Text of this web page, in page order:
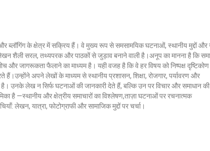
ब्लॉगिंग के क्षेत्र में सक्रिय हैं। वे मुख्य रूप से समसामयिक घटनाओं, स्थानीय मुद्दों और
शैली सरल, तथ्यपरक और पाठकों से जुड़ाव बनाने वाली है।अनूप का मानना है कि
और जागरूकता फैलाने का माध्यम है। यही वजह है कि वे हर विषय को निष्पक्ष
अपने लेखों के माध्यम से स्थानीय प्रशासन, शिक्षा, रोजगार, पर्यावरण और
उनके लेख न सिर्फ घटनाओं की जानकारी देते हैं, बल्कि उन पर विचार और समाधान की
है —स्थानीय और क्षेत्रीय समाचारों का विश्लेषण,ताज़ा घटनाओं पर रचनात्मक
लेखन, यात्रा, फोटोग्राफी और सामाजिक मुद्दों पर चर्चा।